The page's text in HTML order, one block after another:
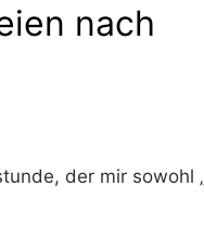
nach
der mir sowohl